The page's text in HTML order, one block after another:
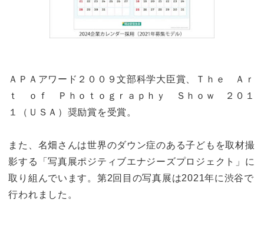
ＡＰＡアワード２００９文部科学大臣賞、Ｔｈｅ Ａｒ
ｔ ｏｆ Ｐｈｏｔｏｇｒａｐｈｙ Ｓｈｏｗ ２０１
１（ＵＳＡ）奨励賞を受賞。
また、名畑さんは世界のダウン症のある子どもを取材撮
影する「写真展ポジティブエナジーズプロジェクト」に
取り組んでいます。第2回目の写真展は2021年に渋谷で
行われました。